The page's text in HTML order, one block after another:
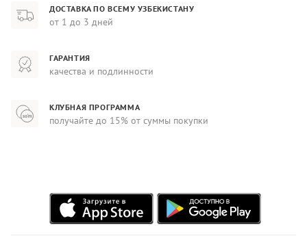
ДОСТАВКА ПО ВСЕМУ УЗБЕКИСТАНУ
от 1 до 3 дней
ГАРАНТИЯ
качества и подлинности
КЛУБНАЯ ПРОГРАММА
получайте до 15% от суммы покупки